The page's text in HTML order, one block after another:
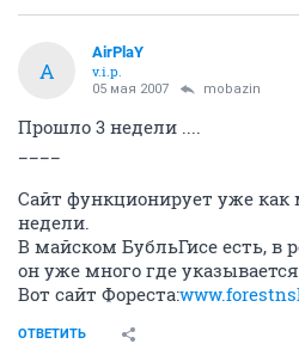
A
AirPlaY
v.i.p.
05 мая 2007 mobazin
Прошло 3 недели ....
Сайт функционирует уже
недели.
В майском БубльГисе есть, в
он уже много где
Вот сайт Фореста:
ОТВЕТИТЬ